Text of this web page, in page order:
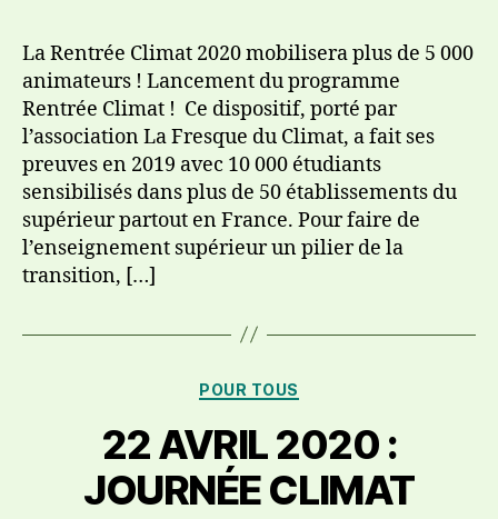
La Rentrée Climat 2020 mobilisera plus de 5 000
animateurs ! Lancement du programme
Rentrée Climat ! Ce dispositif, porté par
l’association La Fresque du Climat, a fait ses
preuves en 2019 avec 10 000 étudiants
sensibilisés dans plus de 50 établissements du
supérieur partout en France. Pour faire de
l’enseignement supérieur un pilier de la
transition, […]
Catégories
POUR TOUS
22 AVRIL 2020 :
JOURNÉE CLIMAT